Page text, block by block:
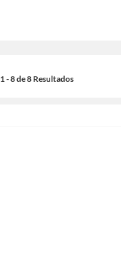
1 - 8 de 8 Resultados